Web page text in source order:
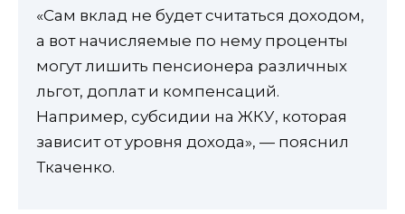
«Сам вклад не будет считаться доходом,
а вот начисляемые по нему проценты
могут лишить пенсионера различных
льгот, доплат и компенсаций.
Например, субсидии на ЖКУ, которая
зависит от уровня дохода», — пояснил
Ткаченко.